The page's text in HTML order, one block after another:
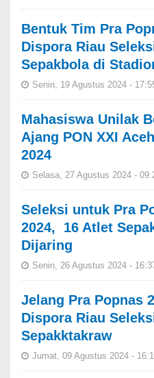
Bentuk Tim Pra
Dispora Riau
Sepakbola di
Senin, 19 Agustus 2024 -
Mahasiswa Unilak
Ajang PON XXI
2024
Selasa, 27 Agustus 2024 -
Seleksi untuk Pra
2024, 16 Atlet
Dijaring
Senin, 26 Agustus 2024 -
Jelang Pra Popnas
Dispora Riau
Sepakktakraw
Jumat, 09 Agustus 2024 -